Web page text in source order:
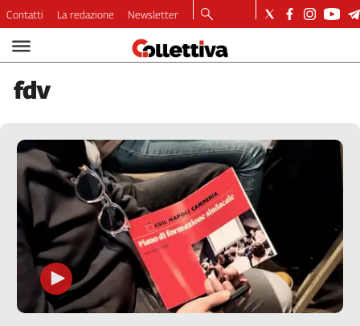
Video
Podcast
Dirette
Economia
Lavoro
Ambiente
Diritti
Welfare
Italia
Internazionale
Culture
Contatti La redazione Newsletter
fdv